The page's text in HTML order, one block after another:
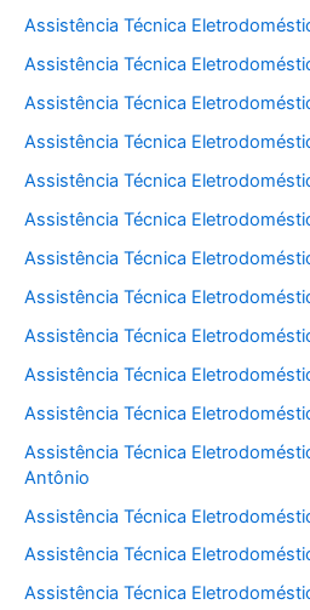
Assistência Técnica
Assistência Técnica
Assistência Técnica
Assistência Técnica
Assistência Técnica
Assistência Técnica
Assistência Técnica
Assistência Técnica
Assistência Técnica
Assistência Técnica
Assistência Técnica
Assistência Técnica
Antônio
Assistência Técnica
Assistência Técnica
Assistência Técnica